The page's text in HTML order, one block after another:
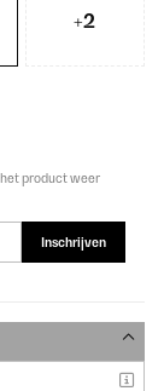
+2
product weer
Inschrijven